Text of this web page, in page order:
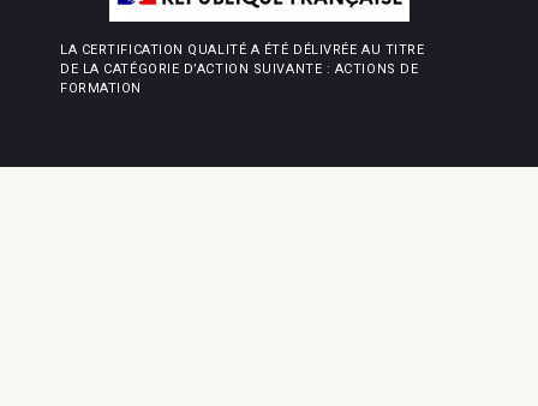
LA CERTIFICATION QUALITÉ A ÉTÉ DÉLIVRÉE AU TITRE
DE LA CATÉGORIE D’ACTION SUIVANTE : ACTIONS DE
FORMATION